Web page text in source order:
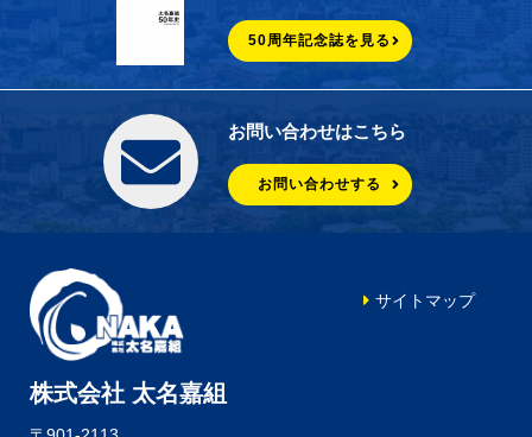
50周年記念誌を見る
お問い合わせはこちら
お問い合わせする
株式会社 太名嘉組
サイトマップ